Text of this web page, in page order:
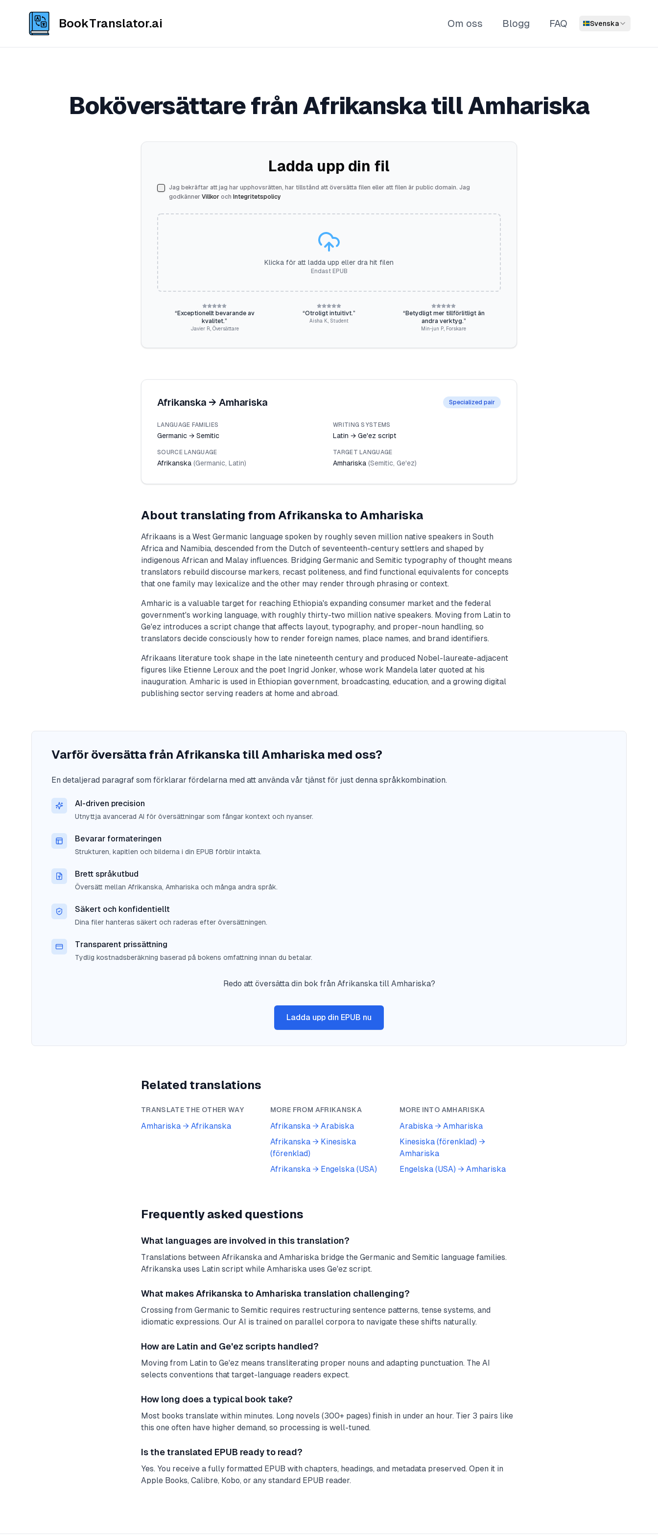
BookTranslator.ai Om oss Blogg FAQ Svenska
Boköversättare från Afrikanska till Amhariska
Ladda upp din fil
Jag bekräftar att jag har upphovsrätten, har tillstånd att översätta filen eller att filen är public domain. Jag
godkänner Villkor och Integritetspolicy
Klicka för att ladda upp eller dra hit filen
Endast EPUB
“ Exceptionellt bevarande av
kvalitet.”
Javier R. Översättare
“Otroligt intuitivt.”
Aisha K. Student
“ Betydligt mer tillförlitligt än
andra verktyg.”
Min-jun P. Forskare
Afrikanska → Amhariska Specialized pair
LANGUAGE FAMILIES
Germanic → Semitic
WRITING SYSTEMS
Latin → Ge'ez script
SOURCE LANGUAGE
Afrikanska (Germanic, Latin)
TARGET LANGUAGE
Amhariska (Semitic, Ge'ez)
About translating from Afrikanska to Amhariska
Afrikaans is a West Germanic language spoken by roughly seven million native speakers in South
Africa and Namibia, descended from the Dutch of seventeenth-century settlers and shaped by
indigenous African and Malay influences. Bridging Germanic and Semitic typography of thought means
translators rebuild discourse markers, recast politeness, and find functional equivalents for concepts
that one family may lexicalize and the other may render through phrasing or context.
Amharic is a valuable target for reaching Ethiopia's expanding consumer market and the federal
government's working language, with roughly thirty-two million native speakers. Moving from Latin to
Ge'ez introduces a script change that affects layout, typography, and proper-noun handling, so
translators decide consciously how to render foreign names, place names, and brand identifiers.
Afrikaans literature took shape in the late nineteenth century and produced Nobel-laureate-adjacent
figures like Etienne Leroux and the poet Ingrid Jonker, whose work Mandela later quoted at his
inauguration. Amharic is used in Ethiopian government, broadcasting, education, and a growing digital
publishing sector serving readers at home and abroad.
Varför översätta från Afrikanska till Amhariska med oss?
En detaljerad paragraf som förklarar fördelarna med att använda vår tjänst för just denna språkkombination.
AI-driven precision
Utnyttja avancerad AI för översättningar som fångar kontext och nyanser.
Bevarar formateringen
Strukturen, kapitlen och bilderna i din EPUB förblir intakta.
Brett språkutbud
Översätt mellan Afrikanska, Amhariska och många andra språk.
Säkert och konfidentiellt
Dina filer hanteras säkert och raderas efter översättningen.
Transparent prissättning
Tydlig kostnadsberäkning baserad på bokens omfattning innan du betalar.
Redo att översätta din bok från Afrikanska till Amhariska?
Ladda upp din EPUB nu
Related translations
TRANSLATE THE OTHER WAY
Amhariska → Afrikanska
MORE FROM AFRIKANSKA
Afrikanska → Arabiska
Afrikanska → Kinesiska
(förenklad)
Afrikanska → Engelska (USA)
MORE INTO AMHARISKA
Arabiska → Amhariska
Kinesiska (förenklad) →
Amhariska
Engelska (USA) → Amhariska
Frequently asked questions
What languages are involved in this translation?
Translations between Afrikanska and Amhariska bridge the Germanic and Semitic language families.
Afrikanska uses Latin script while Amhariska uses Ge'ez script.
What makes Afrikanska to Amhariska translation challenging?
Crossing from Germanic to Semitic requires restructuring sentence patterns, tense systems, and
idiomatic expressions. Our AI is trained on parallel corpora to navigate these shifts naturally.
How are Latin and Ge'ez scripts handled?
Moving from Latin to Ge'ez means transliterating proper nouns and adapting punctuation. The AI
selects conventions that target-language readers expect.
How long does a typical book take?
Most books translate within minutes. Long novels (300+ pages) finish in under an hour. Tier 3 pairs like
this one often have higher demand, so processing is well-tuned.
Is the translated EPUB ready to read?
Yes. You receive a fully formatted EPUB with chapters, headings, and metadata preserved. Open it in
Apple Books, Calibre, Kobo, or any standard EPUB reader.